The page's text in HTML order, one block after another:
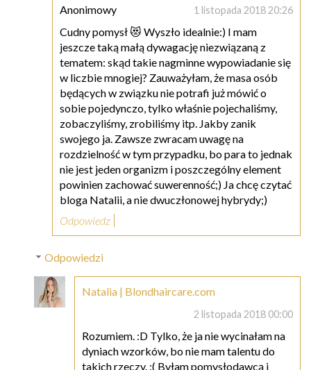
Anonimowy 1 listopada 2018 20:26
Cudny pomysł 😻 Wyszło idealnie:) I mam
jeszcze taką małą dywagację niezwiązaną z
tematem: skąd takie nagminne wypowiadanie się
w liczbie mnogiej? Zauważyłam, że masa osób
będących w związku nie potrafi już mówić o
sobie pojedynczo, tylko właśnie pojechaliśmy,
zobaczyliśmy, zrobiliśmy itp. Jakby zanik
swojego ja. Zawsze zwracam uwagę na
rozdzielność w tym przypadku, bo para to jednak
nie jest jeden organizm i poszczególny element
powinien zachować suwerenność;) Ja chcę czytać
bloga Natalii, a nie dwuczłonowej hybrydy;)
Odpowiedz
Odpowiedzi
Natalia | Blondhaircare.com
2 listopada 2018 00:00
Rozumiem. :D Tylko, że ja nie wycinałam na
dyniach wzorków, bo nie mam talentu do
takich rzeczy. :( Byłam pomysłodawcą i